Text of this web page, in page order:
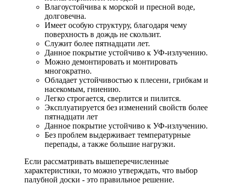
Влагоустойчива к морской и пресной воде,
долговечна.
Имеет особую структуру, благодаря чему
поверхность в дождь не скользит.
Служит более пятнадцати лет.
Данное покрытие устойчиво к УФ-излучению.
Можно демонтировать и монтировать
многократно.
Обладает устойчивостью к плесени, грибкам и
насекомым, гниению.
Легко строгается, сверлится и пилится.
Эксплуатируется без изменений свойств более
пятнадцати лет
Данное покрытие устойчиво к УФ-излучению.
Без проблем выдерживает температурные
перепады, а также большие нагрузки.
Если рассматривать вышеперечисленные
характеристики, то можно утверждать, что выбор
палубной доски - это правильное решение.